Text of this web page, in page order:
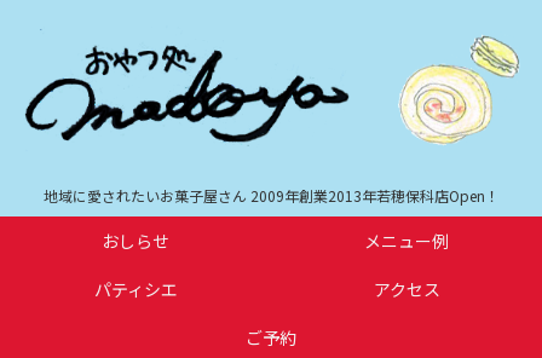
地域に愛されたいお菓子屋さん 2009年創業2013年若穂保科店Open！
おしらせ
メニュー例
パティシエ
アクセス
ご予約